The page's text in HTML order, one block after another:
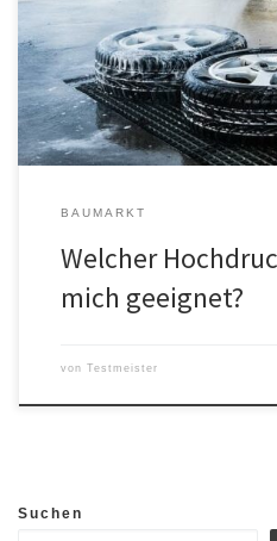
achten? Wasserdruck Ein
Hochdruckreinigers ist der
dass er auch hartnäckige
Allerdings sollte der Wasserdruck
BAUMARKT
Welcher
mich geeignet?
von Testmeister
Suchen